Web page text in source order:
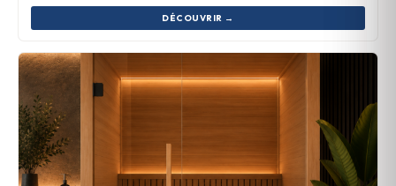
DÉCOUVRIR →